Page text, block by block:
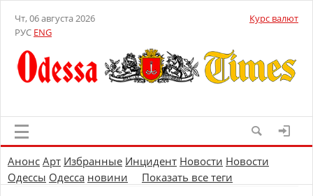
Чт, 06 августа 2026
РУС ENG
Курс валют
Анонс Арт Избранные Инцидент Новости Новости
Одессы Одесса новини Показать все теги